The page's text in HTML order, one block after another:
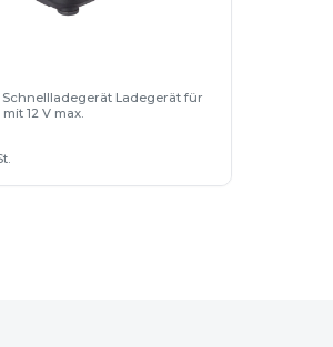
Schnellladegerät Ladegerät für
12 V max.